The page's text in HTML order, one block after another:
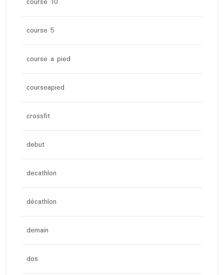
course 5
course a pied
courseapied
crossfit
debut
decathlon
décathlon
demain
dos